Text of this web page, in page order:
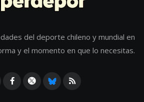
del deporte chileno y mundial en
y el momento en que lo necesitas.